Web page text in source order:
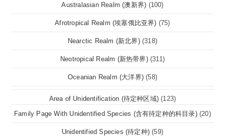
Australasian Realm (澳新界) (100)
Afrotropical Realm (埃塞俄比亚界) (75)
Nearctic Realm (新北界) (318)
Neotropical Realm (新热带界) (311)
Oceanian Realm (大洋界) (58)
Area of Unidentification (待定种区域) (123)
Family Page With Unidentified Species (含有待定种的科目录) (20)
Unidentified Species (待定种) (59)